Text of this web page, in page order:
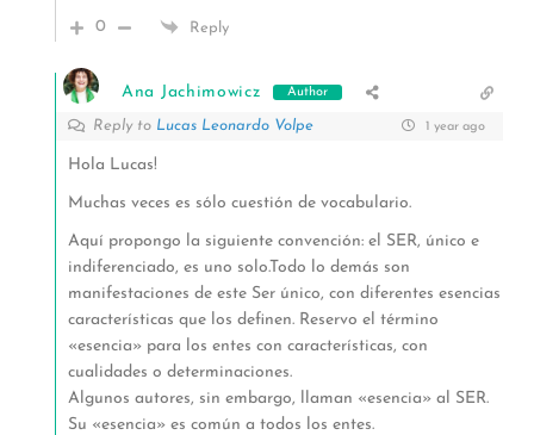
0 Reply
Ana Jachimowicz Author
Reply to Lucas Leonardo Volpe 1 year ago
Hola Lucas!
Muchas veces es sólo cuestión de vocabulario.
Aquí propongo la siguiente convención: el SER, único e
indiferenciado, es uno solo.Todo lo demás son
manifestaciones de este Ser único, con diferentes esencias
características que los definen. Reservo el término
«esencia» para los entes con características, con
cualidades o determinaciones.
Algunos autores, sin embargo, llaman «esencia» al SER.
Su «esencia» es común a todos los entes.